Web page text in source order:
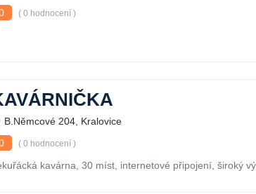
( 0 hodnocení )
B.Němcové 204, Kralovice
( 0 hodnocení )
kavárna, 30 míst, internetové připojení, široký